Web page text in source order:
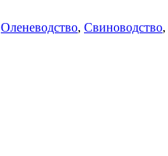
Оленеводство, Свиноводство,